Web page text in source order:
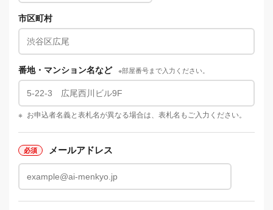
市区町村
番地・マンション名など ※部屋番号まで入力ください。
※ お申込者名義と表札名が異なる場合は、表札名もご入力ください。
メールアドレス